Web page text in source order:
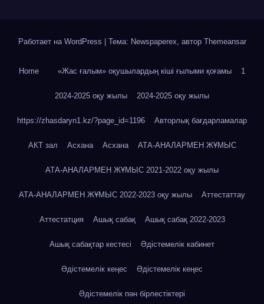
Работает на WordPress Тема: Newspaperex, автор Themeansar
Home «Жас ғалым» оқушылардың кіші ғылыми қоғамы 1
2024-2025 оқу жылы 2024-2025 оқу жылы
https://zhasdaryn1.kz/?page_id=1196 Авторлық бағдарламалар
АКТ зал Асхана Асхана АТА-АНАЛАРМЕН ЖҰМЫС
АТА-АНАЛАРМЕН ЖҰМЫС 2021-2022 оқу жылы
АТА-АНАЛАРМЕН ЖҰМЫС 2022-2023 оқу жылы Аттестаттау
Аттестатция Ашық сабақ Ашық сабақ 2022-2023
Ашық сабақтар кестесі Әдістемелік кабинет
Әдістемелік кеңес Әдістемелік кеңес
Әдістемелік пән бірлестіктері